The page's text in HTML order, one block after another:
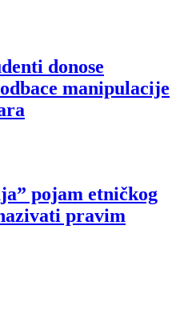
donose
manipulacije
pojam etničkog
pravim